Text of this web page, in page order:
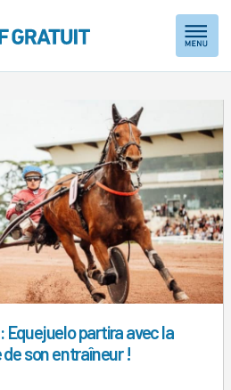
Equejuelo partira avec la
son entraîneur !